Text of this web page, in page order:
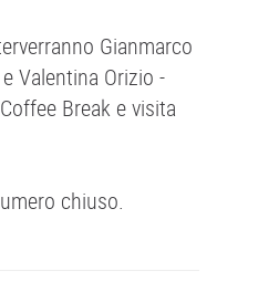
Gianmarco
Valentina Orizio -
Break e visita
chiuso.